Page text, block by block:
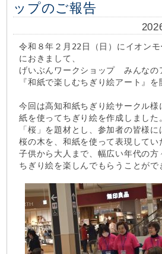
ップのご報告
令和８年２月22日（日）にイオン
におきまして、
げいぶんワークショップ みんなの
『和紙で楽しむちぎり絵アート』を
今回は高知和紙ちぎり絵サークル様
紙を使ってちぎり絵を作成しました
「桜」を題材とし、参加者の皆様に
桜の木を、和紙を使って表現してい
子供から大人まで、幅広い年代の方
ちぎり絵を楽しんでもらうことがで